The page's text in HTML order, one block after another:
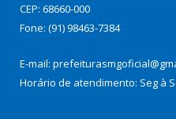
CEP: 68660-000
Fone: (91) 98463-7384
E-mail:
Horário de atendimento: Seg à